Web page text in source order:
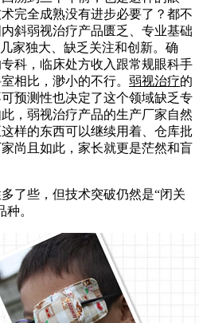
完全成熟没有进步必要了？都不
斜弱视治疗产品匮乏、专业基础
家独大、缺乏关注和创新。确
科，临床处方收入跟常规眼科手
相比，渺小的不行。 弱视治疗的
预测性也决定了这个领域缺乏专
，弱视治疗产品的生产厂家自然
样的东西可以继续用着、仓库批
尚且如此，家长就更是茫然和盲
了些，但技术突破仍然是“闭关
。